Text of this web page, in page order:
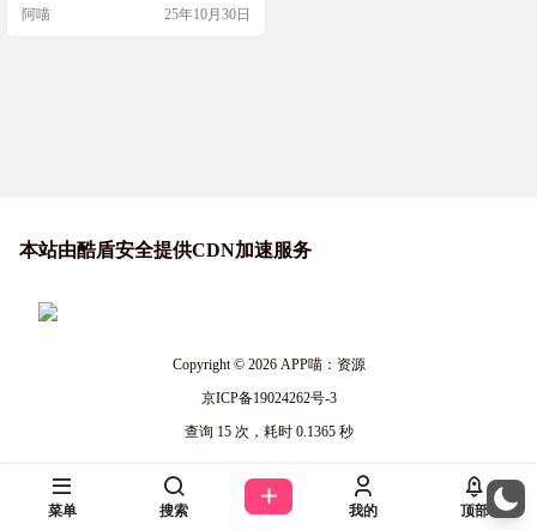
示用户许可协议。我是盗版，我不
阿喵 25年10月30日
本站由酷盾安全提供CDN加速服务
Copyright © 2026APP喵：资源
京ICP备19024262号-3
查询 15 次，耗时 0.1365 秒
菜单 搜索 我的 顶部